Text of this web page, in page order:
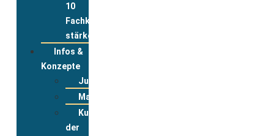
10
Fachkräfte
stärken
Infos &
Konzepte
Jugendwohnkonzepte
Materialpool
Kurzportraits
der